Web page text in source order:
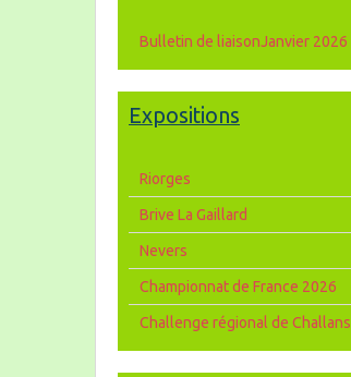
Bulletin de liaisonJanvier 2026
Expositions
Riorges
Brive La Gaillard
Nevers
Championnat de France 2026
Challenge régional de Challans